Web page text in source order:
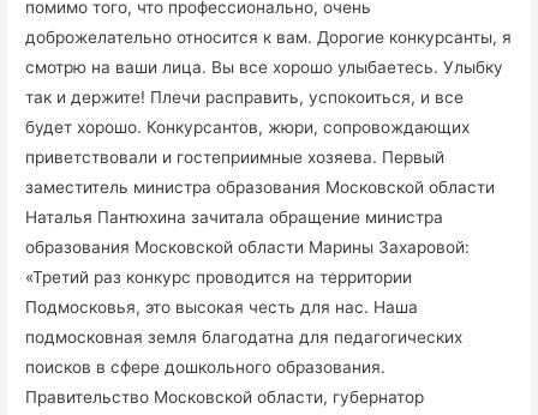
помимо того, что профессионально, очень
доброжелательно относится к вам. Дорогие конкурсанты, я
смотрю на ваши лица. Вы все хорошо улыбаетесь. Улыбку
так и держите! Плечи расправить, успокоиться, и все
будет хорошо. Конкурсантов, жюри, сопровождающих
приветствовали и гостеприимные хозяева. Первый
заместитель министра образования Московской области
Наталья Пантюхина зачитала обращение министра
образования Московской области Марины Захаровой:
«Третий раз конкурс проводится на территории
Подмосковья, это высокая честь для нас. Наша
подмосковная земля благодатна для педагогических
поисков в сфере дошкольного образования.
Правительство Московской области, губернатор